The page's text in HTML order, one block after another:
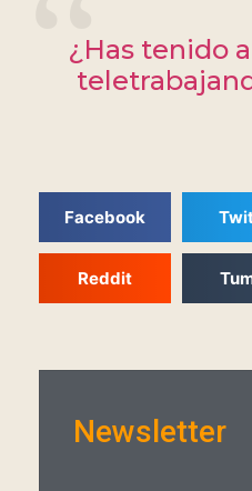
¿Has tenido
Facebook
Reddit
Newsletter